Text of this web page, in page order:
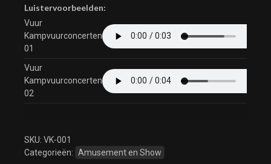
Luistervoorbeelden:
Vuur
Kampvuurconcerten
01
Vuur
Kampvuurconcerten
02
SKU: VK-001
Categorieën: Amusement en Show